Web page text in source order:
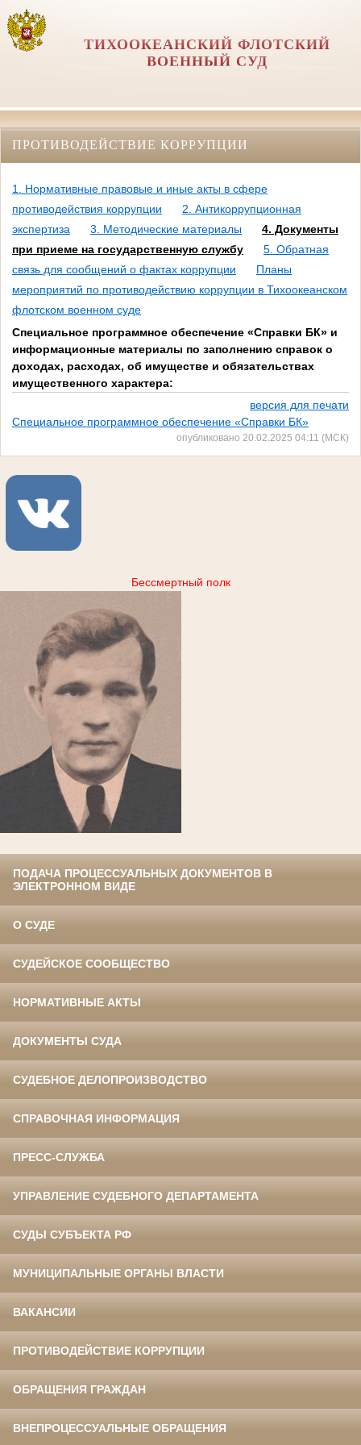
ТИХООКЕАНСКИЙ ФЛОТСКИЙ
ВОЕННЫЙ СУД
ПРОТИВОДЕЙСТВИЕ КОРРУПЦИИ
1. Нормативные правовые и иные акты в сфере
противодействия коррупции
2. Антикоррупционная
экспертиза
3. Методические материалы
4. Документы
при приеме на государственную службу
5. Обратная
связь для сообщений о фактах коррупции
Планы
мероприятий по противодействию коррупции в Тихоокеанском
флотском военном суде
Специальное программное обеспечение «Справки БК» и
информационные материалы по заполнению справок о
доходах, расходах, об имуществе и обязательствах
имущественного характера:
версия для печати
Специальное программное обеспечение «Справки БК»
опубликовано 20.02.2025 04:11 (МСК)
Бессмертный полк
ПОДАЧА ПРОЦЕССУАЛЬНЫХ ДОКУМЕНТОВ В
ЭЛЕКТРОННОМ ВИДЕ
О СУДЕ
СУДЕЙСКОЕ СООБЩЕСТВО
НОРМАТИВНЫЕ АКТЫ
ДОКУМЕНТЫ СУДА
СУДЕБНОЕ ДЕЛОПРОИЗВОДСТВО
СПРАВОЧНАЯ ИНФОРМАЦИЯ
ПРЕСС-СЛУЖБА
УПРАВЛЕНИЕ СУДЕБНОГО ДЕПАРТАМЕНТА
СУДЫ СУБЪЕКТА РФ
МУНИЦИПАЛЬНЫЕ ОРГАНЫ ВЛАСТИ
ВАКАНСИИ
ПРОТИВОДЕЙСТВИЕ КОРРУПЦИИ
ОБРАЩЕНИЯ ГРАЖДАН
ВНЕПРОЦЕССУАЛЬНЫЕ ОБРАЩЕНИЯ